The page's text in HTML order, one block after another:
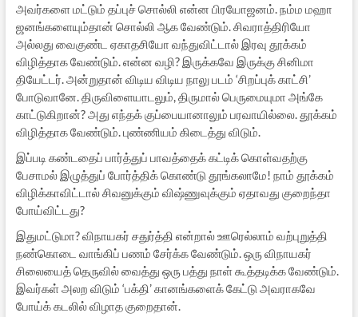
அவர்களை மட்டும் தப்புச் சொல்லி என்ன பிரயோஜனம். நம்ம மஹா
ஜனங்களையும்தான் சொல்லி ஆக வேண்டும். சிவராத்திரியோ
அல்லது வைகுண்ட ஏகாதசியோ வந்துவிட்டால் இரவு தூக்கம்
விழித்தாக வேண்டும். என்ன வழி? இருக்கவே இருக்கு சினிமா
தியேட்டர். அன்றுதான் விடிய விடிய நாலு படம் ‘சிறப்புக் காட்சி’
போடுவானே. திருவிளையாடலும், திருமால் பெருமையுமா அங்கே
காட்டுகிறான்? அது எந்தக் குப்பையானாலும் பரவாயில்லை. தூக்கம்
விழித்தாக வேண்டும். புண்ணியம் கிடைத்து விடும்.
இப்படி கண்டதைப் பார்த்துப் பாவத்தைக் கட்டிக் கொள்வதற்கு
பேசாமல் இழுத்துப் போர்த்திக் கொண்டு தூங்கலாமே! நாம் தூக்கம்
விழிக்காவிட்டால் சிவனுக்கும் விஷ்ணுவுக்கும் ஏதாவது குறைந்தா
போய்விட்டது?
இதுமட்டுமா? விநாயகர் சதுர்த்தி என்றால் ஊரெல்லாம் வற்புறுத்தி
நண்கொடை வாங்கிப் பணம் சேர்க்க வேண்டும். ஒரு விநாயகர்
சிலையைத் தெருவில் வைத்து ஒரு பத்து நாள் கூத்தடிக்க வேண்டும்.
இவர்கள் அலற விடும் ‘பக்தி’ கானங்களைக் கேட்டு அவராகவே
போய்க் கடலில் விழாத குறைதான்.